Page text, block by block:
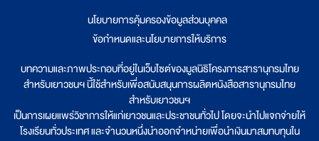
นโยบายการคุ้มครองข้อมูลส่วนบุคคล
ข้อกำหนดและนโยบายการให้บริการ
บทความและภาพประกอบที่อยู่ในเว็บไซต์ของมูลนิธิโครงการสารานุกรมไทย
สำหรับเยาวชนฯ นี้ใช้สำหรับเพื่อสนับสนุนการผลิตหนังสือสารานุกรมไทย
สำหรับเยาวชนฯ
เป็นการเผยแพร่วิชาการให้แก่เยาวชนและประชาชนทั่วไป โดยจะนำไปแจกจ่ายให้
โรงเรียนทั่วประเทศ และจำนวนหนึ่งนำออกจำหน่ายเพื่อนำเงินมาสมทบทุนใน